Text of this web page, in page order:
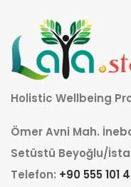
Holistic Wellbeing
Ömer Avni Mah.
Setüstü Beyoğlu/
Telefon: +90 555 101